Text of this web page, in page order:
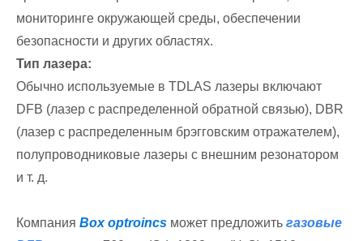
мониторинге окружающей среды, обеспечении
безопасности и других областях.
Тип лазера:
Обычно используемые в TDLAS лазеры включают
DFB (лазер с распределенной обратной связью), DBR
(лазер с распределенным брэгговским отражателем),
полупроводниковые лазеры с внешним резонатором
и т. д.
Компания Box optroincs может предложить газовые